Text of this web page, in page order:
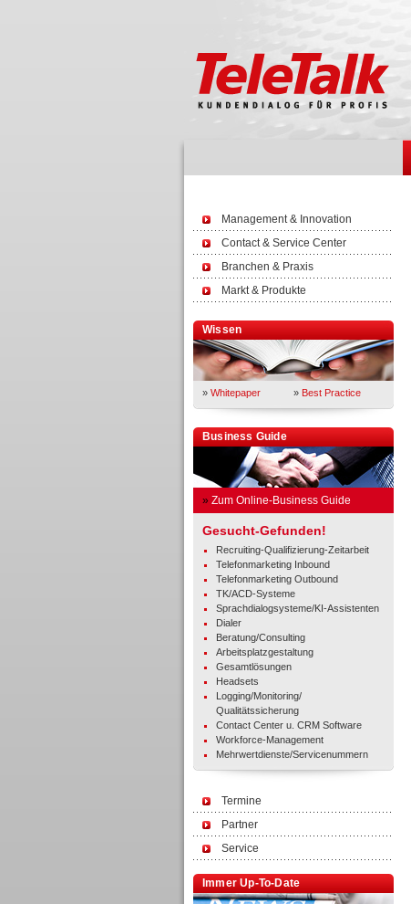
Management & Innovation
Contact & Service Center
Branchen & Praxis
Markt & Produkte
Wissen
» Whitepaper » Best Practice
Business Guide
» Zum Online-Business Guide
Gesucht-Gefunden!
Recruiting-Qualifizierung-Zeitarbeit
Telefonmarketing Inbound
Telefonmarketing Outbound
TK/ACD-Systeme
Sprachdialogsysteme/KI-Assistenten
Dialer
Beratung/Consulting
Arbeitsplatzgestaltung
Gesamtlösungen
Headsets
Logging/Monitoring/
Qualitätssicherung
Contact Center u. CRM Software
Workforce-Management
Mehrwertdienste/Servicenummern
Termine
Partner
Service
Immer Up-To-Date